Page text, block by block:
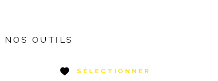
NOS OUTILS
SÉLECTIONNER